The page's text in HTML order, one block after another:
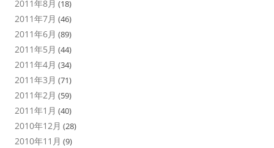
2011年8月 (18)
2011年7月 (46)
2011年6月 (89)
2011年5月 (44)
2011年4月 (34)
2011年3月 (71)
2011年2月 (59)
2011年1月 (40)
2010年12月 (28)
2010年11月 (9)